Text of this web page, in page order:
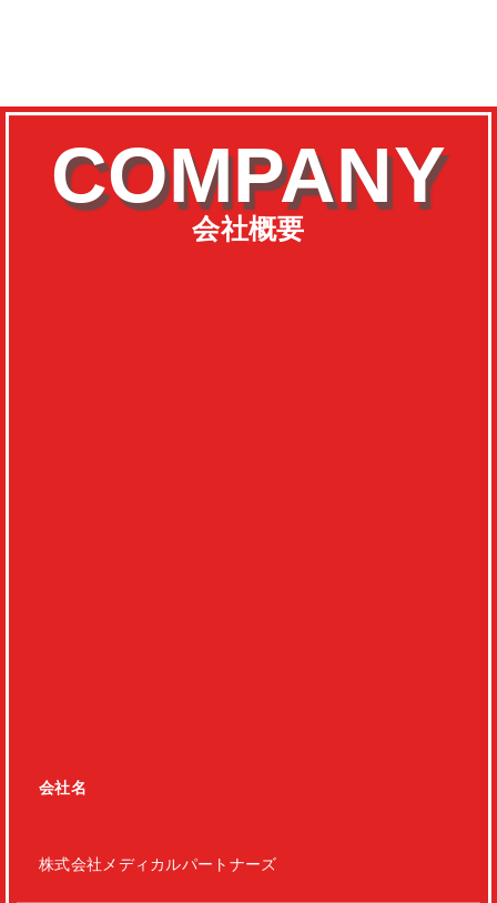
会社概要
COMPANY
会社名
株式会社メディカルパートナーズ